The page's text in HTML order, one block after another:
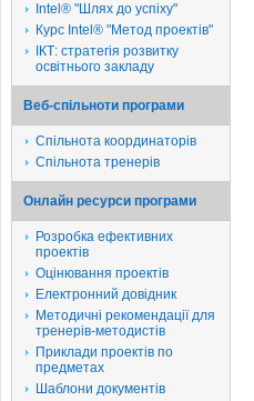
Intel® "Шлях до успіху"
Курс Intel® "Метод проектів"
ІКТ: стратегія розвитку
освітнього закладу
Веб-спільноти програми
Спільнота координаторів
Спільнота тренерів
Онлайн ресурси програми
Розробка ефективних
проектів
Оцінювання проектів
Електронний довідник
Методичні рекомендації для
тренерів-методистів
Приклади проектів по
предметах
Шаблони документів